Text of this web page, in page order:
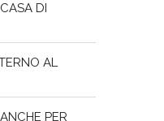
DI
AL
PER